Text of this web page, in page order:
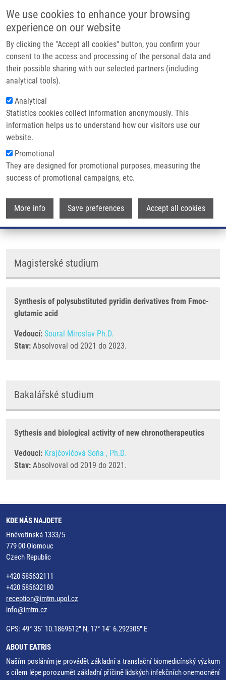
We use cookies to enhance your browsing
experience on our website
By clicking the "Accept all cookies" button, you confirm your
consent to the access and processing of the personal data and
their possible sharing with our selected partners (including
analytical tools).
Analytical
Statistics cookies collect information anonymously. This
information helps us to understand how our visitors use our
website.
Promotional
They are designed for promotional purposes, measuring the
success of promotional campaigns, etc.
More info Save preferences Accept all cookies
Main
Domů
Partner institutions
Technologie a služby
Kontakt
Drobečková navigace
Domů Tkadlecová Michaela
Tkadlecová Michaela
Skupiny: BAKALÁŘSKÝ STUDENT,
MAGISTERSKÝ STUDENT,
Magisterské studium
Synthesis of polysubstituted pyridin derivatives from Fmoc-
glutamic acid
Vedoucí: Soural Miroslav Ph.D.
Stav: Absolvoval od 2021 do 2023.
Bakalářské studium
Sythesis and biological activity of new chronotherapeutics
Vedoucí: Krajčovičová Soňa , Ph.D.
Stav: Absolvoval od 2019 do 2021.
KDE NÁS NAJDETE
Hněvotínská 1333/5
779 00 Olomouc
Czech Republic
+420 585632111
+420 585632180
reception@imtm.upol.cz
info@imtm.cz
GPS: 49° 35´ 10.1869512" N, 17° 14´ 6.292305" E
ABOUT EATRIS
Naším posláním je provádět základní a translační biomedicínský výzkum
s cílem lépe porozumět základní příčině lidských infekčních onemocnění